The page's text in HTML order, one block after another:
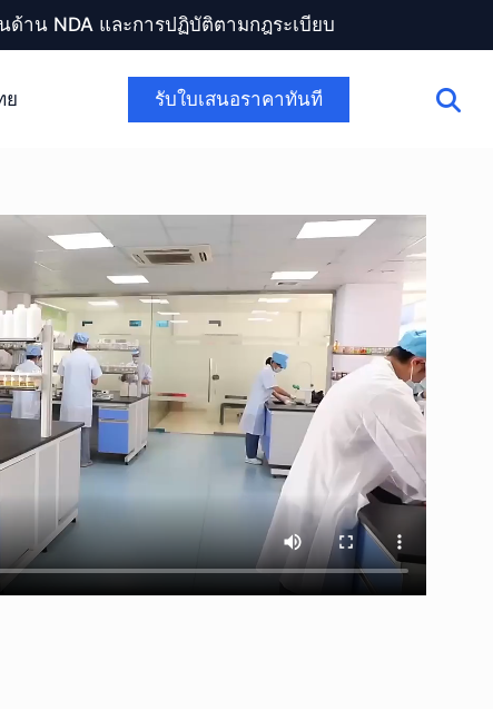
าน NDA และการปฏิบัติตามกฎระเบียบ
ย รับใบเสนอราคาทันที